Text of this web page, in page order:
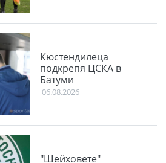
Кюстендилеца
подкрепя ЦСКА в
Батуми
06.08.2026
"Шейховете"